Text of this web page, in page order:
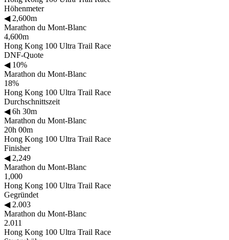
Höhenmeter
◀2,600m
Marathon du Mont-Blanc
4,600m
Hong Kong 100 Ultra Trail Race
DNF-Quote
◀10%
Marathon du Mont-Blanc
18%
Hong Kong 100 Ultra Trail Race
Durchschnittszeit
◀6h 30m
Marathon du Mont-Blanc
20h 00m
Hong Kong 100 Ultra Trail Race
Finisher
◀2,249
Marathon du Mont-Blanc
1,000
Hong Kong 100 Ultra Trail Race
Gegründet
◀2.003
Marathon du Mont-Blanc
2.011
Hong Kong 100 Ultra Trail Race